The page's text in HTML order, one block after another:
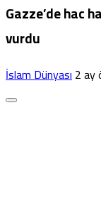
Gazze’de hac
vurdu
İslam Dünyası2 ay